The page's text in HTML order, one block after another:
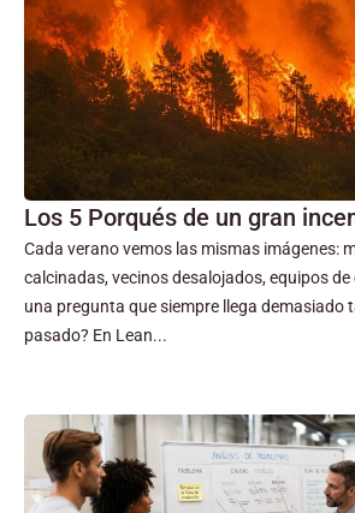
Los 5 Porqués de un gran
Cada verano vemos las mismas imágenes:
calcinadas, vecinos desalojados, equipos
una pregunta que siempre llega demasiado
pasado? En Lean...